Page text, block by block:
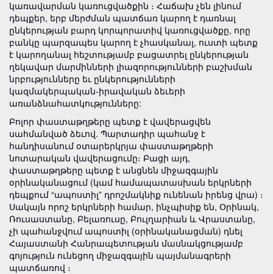
կառավարման կառուցվածքին ։ Հաճախ չեն լինում
դեպքեր, երբ մերժման պատճառ կարող է դառնալ
ընկերության բարդ կորպորատիվ կառուցվածքը, որը
բանկը պարզապես կարող է չհասկանալ, ուստի պետք
է կարողանալ հեշտությամբ բացատրել ընկերության
ղեկավար մարմինների լիազորությունների բաշխման
նրբությունները եւ ընկերությունների
կազմակերպական-իրավական ձեւերի
առանձնահատկությունները:
Բոլոր փաստաթղթերը պետք է վավերացվեն
սահմանված ձեւով. Պարտադիր պահանջ է
հանդիսանում օտարերկրյա փաստաթղթերի
նոտարական վավերացումը։ Բացի այդ,
փաստաթղթերը պետք է անցնեն միջազգային
օրինականացում (կամ համապատասխան երկրների
դեպքում “ապոստիլ” դրոշմակնիք ունենան իրենց վրա) ։
Սակայն որոշ երկրների համար, ինչպիսիք են, Օրինակ,
Ռուսաստանը, Բելառուսը, Բուլղարիան և Վրաստանը,
չի պահանջվում ապոստիլ (օրինականացման) դնել
Հայաստանի Հանրապետության մասնակցությամբ
գոյություն ունեցող միջազգային պայմանագրերի
պատճառով ։